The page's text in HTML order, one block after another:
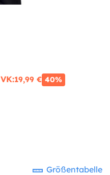
19,99 € 40%
Größentabelle